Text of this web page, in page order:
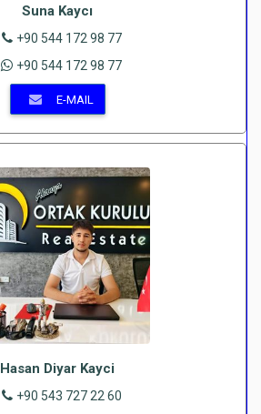
Suna Kaycı
+90 544 172 98 77
+90 544 172 98 77
E-MAIL
Hasan Diyar Kayci
+90 543 727 22 60